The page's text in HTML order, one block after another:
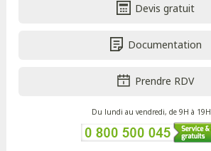
Devis gratuit
Documentation
Prendre RDV
Du lundi au vendredi, de 9H à 19H